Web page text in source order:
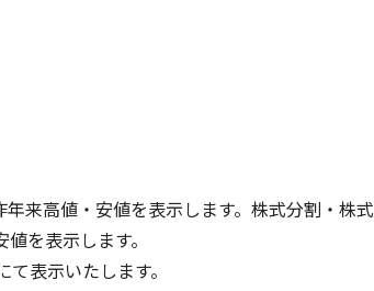
6
8
4
6
来高値・安値を表示します。株式分割・株
を表示します。
表示いたします。